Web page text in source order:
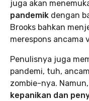
juga akan
pandemik dengan
Brooks bahkan
merespons ancama
Penulisnya juga
pandemi, tuh,
zombie-nya. Namun,
kepanikan dan